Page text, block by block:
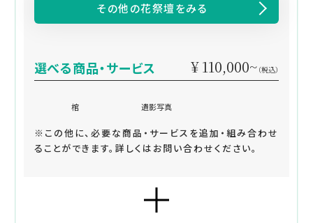
その他の花祭壇をみる
選べる商品・サービス ¥ 110,000~ （税込）
棺 遺影写真
※この他に、必要な商品・サービスを追加・組み合わせ
ることができます。詳しくはお問い合わせください。